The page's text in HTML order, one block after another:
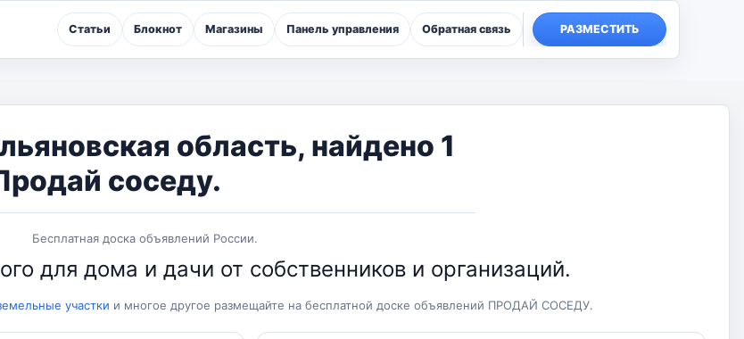
Статьи Блокнот Магазины Панель управления Обратная связь РАЗМЕСТИТЬ
область, найдено 1
соседу.
Бесплатная доска объявлений России.
для дома и дачи от собственников и организаций.
участки и многое другое размещайте на бесплатной доске объявлений ПРОДАЙ СОСЕДУ.